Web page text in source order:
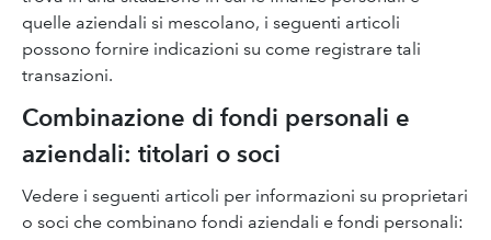
quelle aziendali si mescolano, i seguenti articoli
possono fornire indicazioni su come registrare tali
transazioni.
Combinazione di fondi personali e
aziendali: titolari o soci
Vedere i seguenti articoli per informazioni su proprietari
o soci che combinano fondi aziendali e fondi personali: